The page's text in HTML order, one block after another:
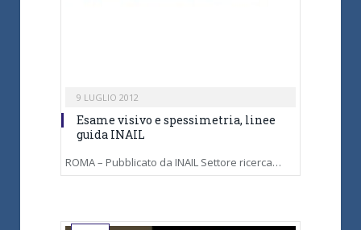
9 LUGLIO 2012
Esame visivo e spessimetria, linee
guida INAIL
ROMA – Pubblicato da INAIL Settore ricerca…